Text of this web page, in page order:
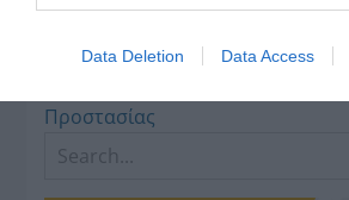
Data Deletion Data Access
ΧΑΛΑΡΗΣ,ΠΑΣΟΚ - ΚΙΝΗΜΑ
Προστασίας